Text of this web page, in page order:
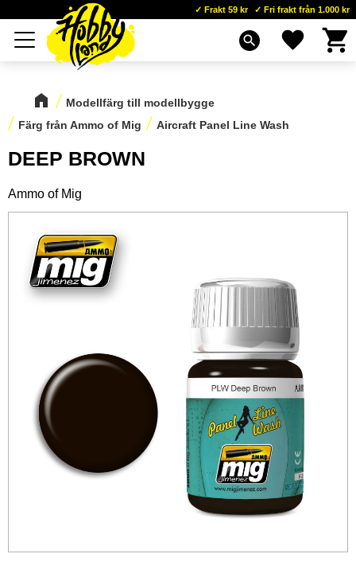
Meny
Frakt 59 kr Fri frakt från 1.000 kr
search Favoriter
Modellfärg till modellbygge
Färg från Ammo of Mig
Aircraft Panel Line Wash
DEEP BROWN
Ammo of Mig